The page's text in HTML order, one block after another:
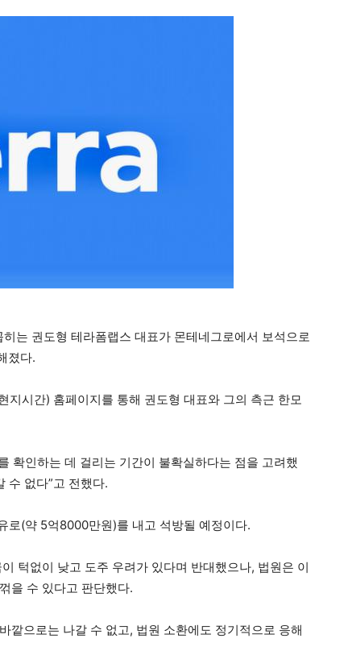
히는 권도형 테라폼랩스 대표가 몬테네그로에서 보석으로
졌다.
지시간) 홈페이지를 통해 권도형 대표와 그의 측근 한모
확인하는 데 걸리는 기간이 불확실하다는 점을 고려했
수 없다”고 전했다.
로(약 5억8000만원)를 내고 석방될 예정이다.
턱없이 낮고 도주 우려가 있다며 반대했으나, 법원은 이
을 수 있다고 판단했다.
깥으로는 나갈 수 없고, 법원 소환에도 정기적으로 응해